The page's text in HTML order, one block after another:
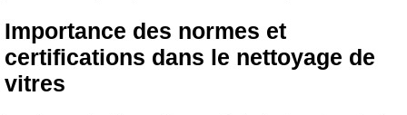
Importance des normes et
certifications dans le nettoyage de
vitres